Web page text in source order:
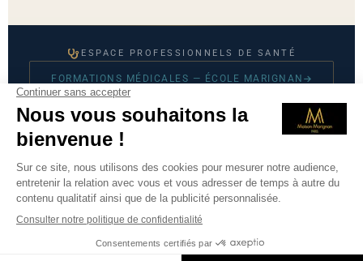
ESPACE PROFESSIONNELS DE SANTÉ
FORMATIONS MÉDICALES — ÉCOLE MARIGNAN
© 2026 Maison Marignan — Tous droits réservés
Mentions légales· CGU·Politique de confidentialité